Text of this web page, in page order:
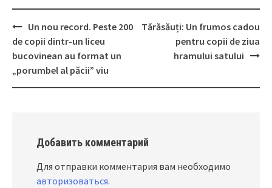
Post
navigation
Un nou record. Peste 200
de copii dintr-un liceu
bucovinean au format un
„porumbel al păcii” viu
Tărăsăuți: Un frumos cadou
pentru copii de ziua
hramului satului
Добавить комментарий
Для отправки комментария вам необходимо
авторизоваться.